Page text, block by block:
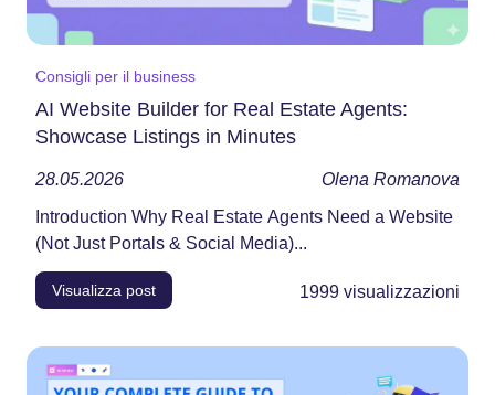
Consigli per il business
AI Website Builder for Real Estate Agents:
Showcase Listings in Minutes
28.05.2026 Olena Romanova
Introduction Why Real Estate Agents Need a Website
(Not Just Portals & Social Media)...
Visualizza post 1999 visualizzazioni